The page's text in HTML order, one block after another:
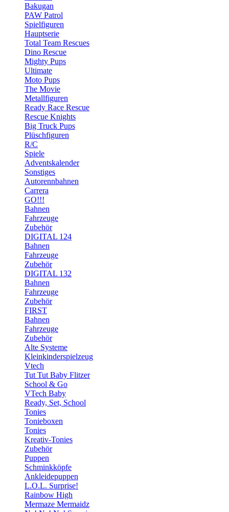
Bakugan
PAW Patrol
Spielfiguren
Hauptserie
Total Team Rescues
Dino Rescue
Mighty Pups
Ultimate
Moto Pups
The Movie
Metallfiguren
Ready Race Rescue
Rescue Knights
Big Truck Pups
Plüschfiguren
R/C
Spiele
Adventskalender
Sonstiges
Autorennbahnen
Carrera
GO!!!
Bahnen
Fahrzeuge
Zubehör
DIGITAL 124
Bahnen
Fahrzeuge
Zubehör
DIGITAL 132
Bahnen
Fahrzeuge
Zubehör
FIRST
Bahnen
Fahrzeuge
Zubehör
Alte Systeme
Kleinkinderspielzeug
Vtech
Tut Tut Baby Flitzer
School & Go
VTech Baby
Ready, Set, School
Tonies
Tonieboxen
Tonies
Kreativ-Tonies
Zubehör
Puppen
Schminkköpfe
Ankleidepuppen
L.O.L. Surprise!
Rainbow High
Mermaze Mermaidz